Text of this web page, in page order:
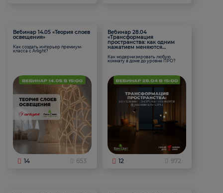
Вебинар 14.05 «Теория слоев
освещения»
Как создать интерьер премиум-
класса с Arlight?
14 653
Вебинар 28.04
«Трансформация
пространства: как одним
нажатием меняются
Как модернизировать любую
комнату в доме до уровня ПРО?
12 972